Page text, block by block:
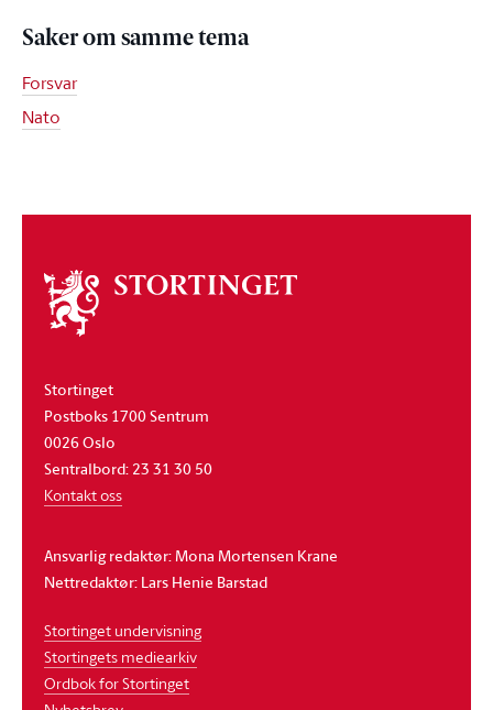
Saker om samme tema
Forsvar
Nato
Om
stortinget
Stortinget
Postboks 1700 Sentrum
0026 Oslo
Sentralbord: 23 31 30 50
Kontakt oss
Ansvarlig redaktør: Mona Mortensen Krane
Nettredaktør: Lars Henie Barstad
Stortinget undervisning
Stortingets mediearkiv
Ordbok for Stortinget